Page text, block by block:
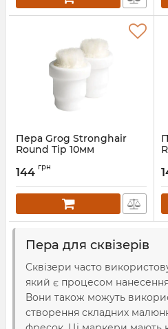
Пера Grog Stronghair
Round Tip 10мм
144 грн
Пера для сквізерів
Сквізери часто
який є процесом
Вони також можуть
створення складних